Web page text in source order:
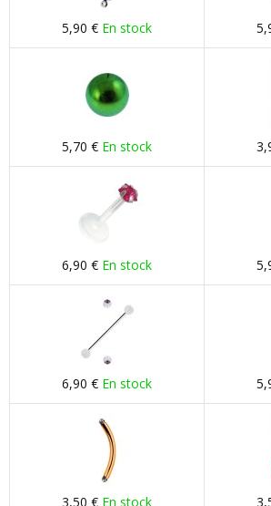
5,90 € En stock
5,70 € En stock
6,90 € En stock
6,90 € En stock
3,50 € En stock